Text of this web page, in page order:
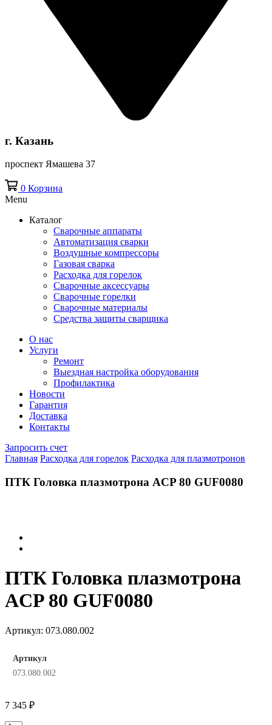
г. Казань
проспект Ямашева 37
0 Корзина
Menu
Каталог
Сварочные аппараты
Автоматизация сварки
Воздушные компрессоры
Газовая сварка
Расходка для горелок
Сварочные аксессуары
Сварочные горелки
Сварочные материалы
Средства защиты сварщика
О нас
Услуги
Ремонт
Выездная настройка оборудования
Профилактика
Новости
Гарантия
Доставка
Контакты
Запросить счет
Главная Расходка для горелок Расходка для плазмотронов
ПТК Головка плазмотрона ACP 80 GUF0080
ПТК Головка плазмотрона
ACP 80 GUF0080
Артикул: 073.080.002
Артикул
073.080.002
7 345 ₽